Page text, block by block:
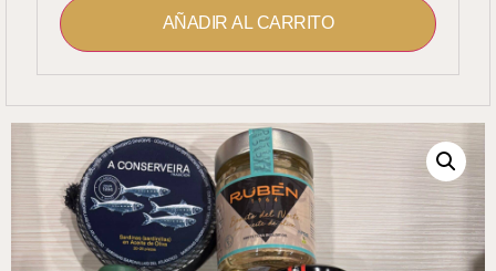
AÑADIR AL CARRITO